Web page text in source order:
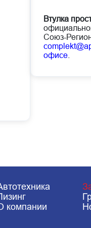
Втулка
Союз-
офисе
компании